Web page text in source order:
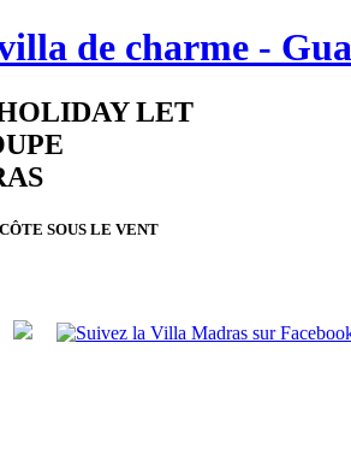
LET
SOUS LE VENT